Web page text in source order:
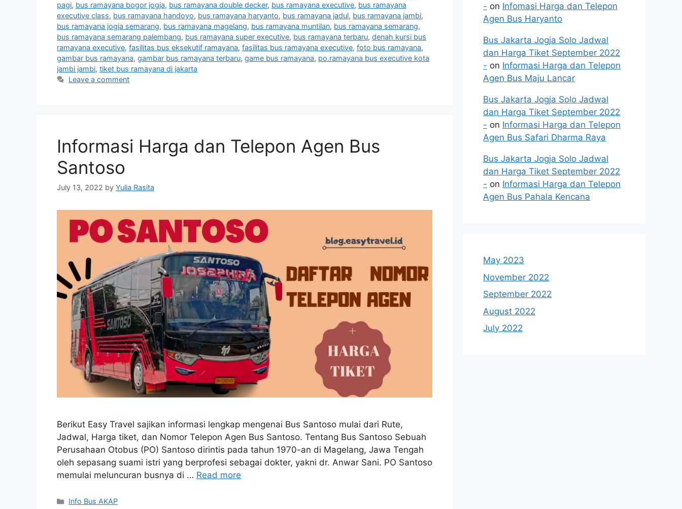
pagi, bus ramayana bogor jogja, bus ramayana double decker, bus ramayana executive, bus ramayana
executive class, bus ramayana handoyo, bus ramayana haryanto, bus ramayana jadul, bus ramayana jambi,
bus ramayana jogja semarang, bus ramayana magelang, bus ramayana muntilan, bus ramayana semarang,
bus ramayana semarang palembang, bus ramayana super executive, bus ramayana terbaru, denah kursi bus
ramayana executive, fasilitas bus eksekutif ramayana, fasilitas bus ramayana executive, foto bus ramayana,
gambar bus ramayana, gambar bus ramayana terbaru, game bus ramayana, po.ramayana bus executive kota
jambi jambi, tiket bus ramayana di jakarta
Leave a comment
Informasi Harga dan Telepon Agen Bus
Santoso
July 13, 2022 by Yulia Rasita
Berikut Easy Travel sajikan informasi lengkap mengenai Bus Santoso mulai dari Rute,
Jadwal, Harga tiket, dan Nomor Telepon Agen Bus Santoso. Tentang Bus Santoso Sebuah
Perusahaan Otobus (PO) Santoso dirintis pada tahun 1970-an di Magelang, Jawa Tengah
oleh sepasang suami istri yang berprofesi sebagai dokter, yakni dr. Anwar Sani. PO Santoso
memulai meluncuran busnya di … Read more
Categories
Info Bus AKAP
- on Infomasi Harga dan Telepon
Agen Bus Haryanto
Bus Jakarta Jogja Solo Jadwal
dan Harga Tiket September 2022
- on Informasi Harga dan Telepon
Agen Bus Maju Lancar
Bus Jakarta Jogja Solo Jadwal
dan Harga Tiket September 2022
- on Informasi Harga dan Telepon
Agen Bus Safari Dharma Raya
Bus Jakarta Jogja Solo Jadwal
dan Harga Tiket September 2022
- on Informasi Harga dan Telepon
Agen Bus Pahala Kencana
May 2023
November 2022
September 2022
August 2022
July 2022